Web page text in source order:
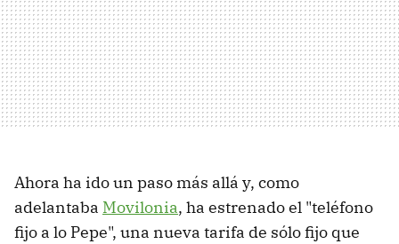
Ahora ha ido un paso más allá y, como
adelantaba Movilonia, ha estrenado el "teléfono
fijo a lo Pepe", una nueva tarifa de sólo fijo que